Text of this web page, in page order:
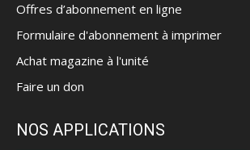
Offres d’abonnement en ligne
Formulaire d'abonnement à imprimer
Achat magazine à l'unité
Faire un don
NOS APPLICATIONS